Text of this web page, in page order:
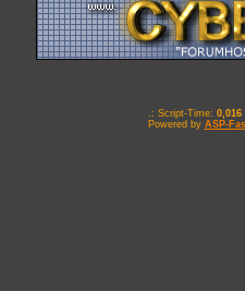
.: Script-Time: 0,016
Powered by ASP-